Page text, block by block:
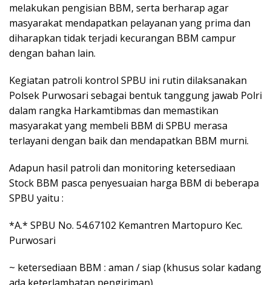
melakukan pengisian BBM, serta berharap agar
masyarakat mendapatkan pelayanan yang prima dan
diharapkan tidak terjadi kecurangan BBM campur
dengan bahan lain.
Kegiatan patroli kontrol SPBU ini rutin dilaksanakan
Polsek Purwosari sebagai bentuk tanggung jawab Polri
dalam rangka Harkamtibmas dan memastikan
masyarakat yang membeli BBM di SPBU merasa
terlayani dengan baik dan mendapatkan BBM murni.
Adapun hasil patroli dan monitoring ketersediaan
Stock BBM pasca penyesuaian harga BBM di beberapa
SPBU yaitu :
*A.* SPBU No. 54.67102 Kemantren Martopuro Kec.
Purwosari
~ ketersediaan BBM : aman / siap (khusus solar kadang
ada keterlambatan pengiriman)